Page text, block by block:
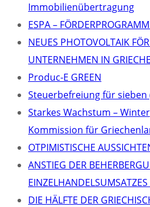
Immobilienübertragung
ΕSPA –
NEUES PHOTOVOLTAIK
UNTERNEHMEN IN
Produc-E GREEN
Steuerbefreiung für sieben
Starkes Wachstum –
Kommission für
OTPIMISTISCHE
ANSTIEG DER
DIE HÄLFTE DER